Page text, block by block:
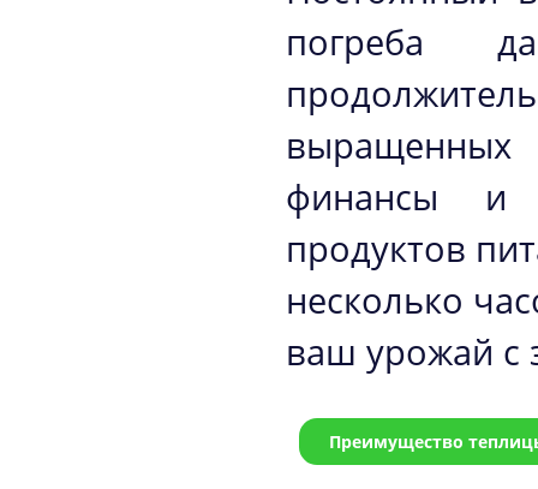
погреба
финансы и
продуктов
несколько
ваш урожай с
Преимущество